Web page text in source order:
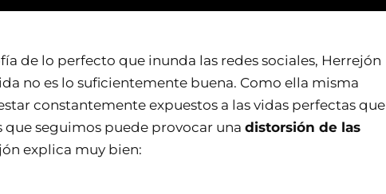
de lo perfecto que inunda las redes sociales, Herrejón
no es lo suficientemente buena. Como ella misma
constantemente expuestos a las vidas perfectas que
que seguimos puede provocar una distorsión de las
explica muy bien: